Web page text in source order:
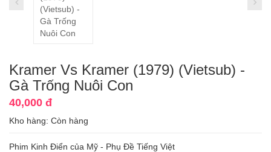
Kramer Vs Kramer (1979) (Vietsub) -
Gà Trống Nuôi Con
40,000 đ
Kho hàng: Còn hàng
Phim Kinh Điển của Mỹ - Phụ Đề Tiếng Việt